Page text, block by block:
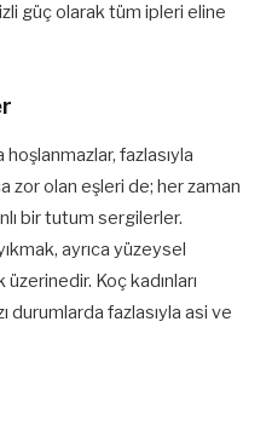
güç olarak tüm ipleri eline
fazlasıyla
zor olan eşleri de; her zaman
bir tutum sergilerler.
ayrıca yüzeysel
Koç kadınları
durumlarda fazlasıyla asi ve